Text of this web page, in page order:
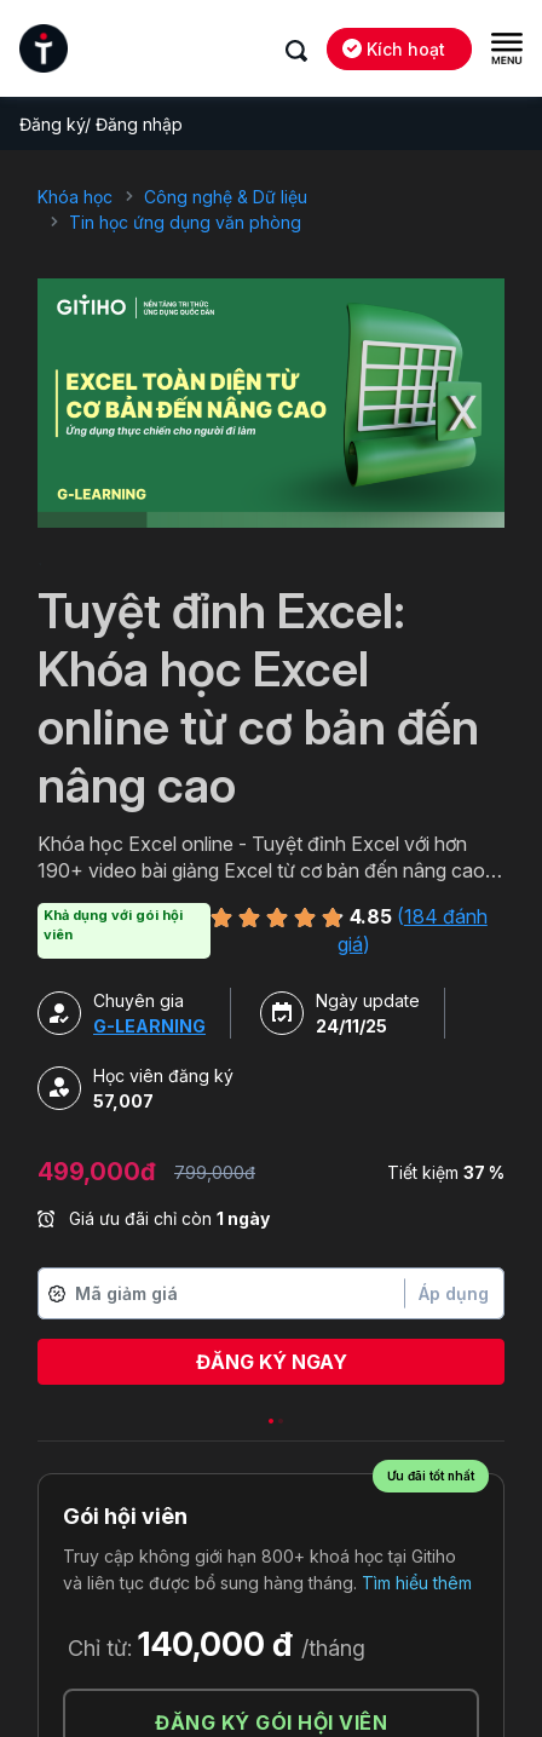
Kích hoạt
Đăng ký/ Đăng nhập
Khóa học
Công nghệ & Dữ liệu
Tin học ứng dụng văn phòng
Tuyệt đỉnh Excel:
Khóa học Excel
online từ cơ bản đến
nâng cao
Khóa học Excel online - Tuyệt đỉnh Excel với hơn
190+ video bài giảng Excel từ cơ bản đến nâng cao
phát triển tư duy tổ chức dữ liệu Excel, xây dựng báo
cáo trên Excel.
Khả dụng với gói hội
viên
4.85(184 đánh
giá)
Chuyên gia
G-LEARNING
Ngày update
24/11/25
Học viên đăng ký
57,007
499,000đ 799,000đ Tiết kiệm 37 %
Giá ưu đãi chỉ còn 1 ngày
Áp dụng
ĐĂNG KÝ NGAY
Ưu đãi tốt nhất
Gói hội viên
Truy cập không giới hạn 800+ khoá học tại Gitiho
và liên tục được bổ sung hàng tháng. Tìm hiểu thêm
Chỉ từ: 140,000 đ /tháng
ĐĂNG KÝ GÓI HỘI VIÊN